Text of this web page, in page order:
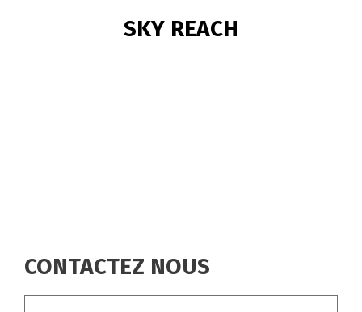
SKY REACH
CONTACTEZ NOUS